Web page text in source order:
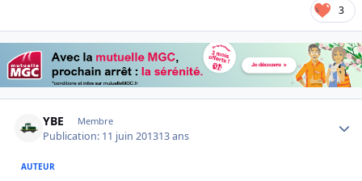
3
YBE Membre
Publication: 11 juin 201313 ans
AUTEUR